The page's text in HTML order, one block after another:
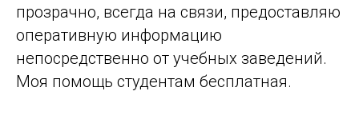
прозрачно, всегда на связи, предоставляю
оперативную информацию
непосредственно от учебных заведений.
Моя помощь студентам бесплатная.